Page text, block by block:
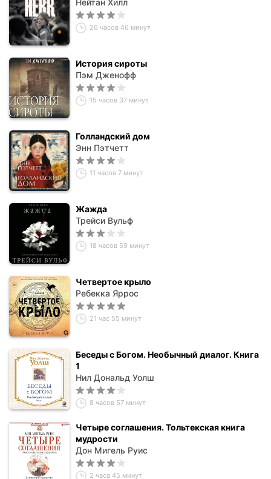
Нейтан Хилл
26 часов 46 минут
История сироты
Пэм Дженофф
15 часов 37 минут
Голландский дом
Энн Пэтчетт
11 часов 7 минут
Жажда
Трейси Вульф
18 часов 59 минут
Четвертое крыло
Ребекка Яррос
21 час 55 минут
Беседы с Богом. Необычный диалог. Книга
1
Нил Дональд Уолш
8 часов 57 минут
Четыре соглашения. Тольтекская книга
мудрости
Дон Мигель Руис
2 часа 45 минут